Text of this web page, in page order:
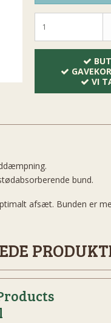
VI
bund.
afsæt. Bunden er